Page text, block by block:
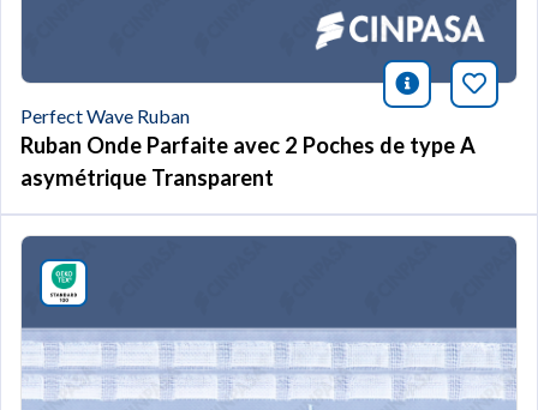
icono
Perfect Wave Ruban
Ruban Onde Parfaite avec 2 Poches de type A
asymétrique Transparent